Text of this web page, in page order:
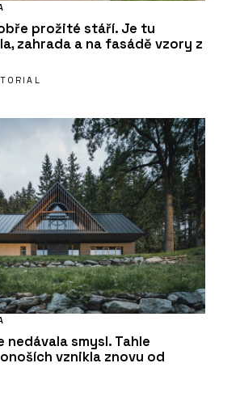
prožité stáří. Je tu
zahrada a na fasádě vzory z
nedávala smysl. Tahle
vznikla znovu od